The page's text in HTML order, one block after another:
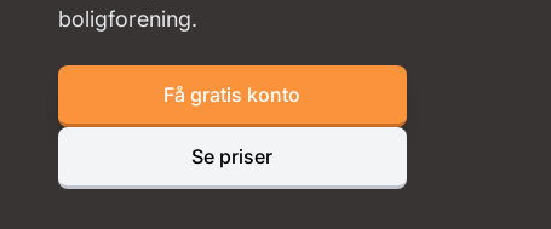
boligforening.
Få gratis konto
Se priser